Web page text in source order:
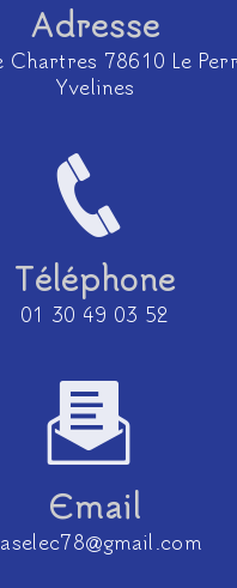
Adresse
Yvelines
Téléphone
01 30 49 03 52
Email
baselec78@gmail.com